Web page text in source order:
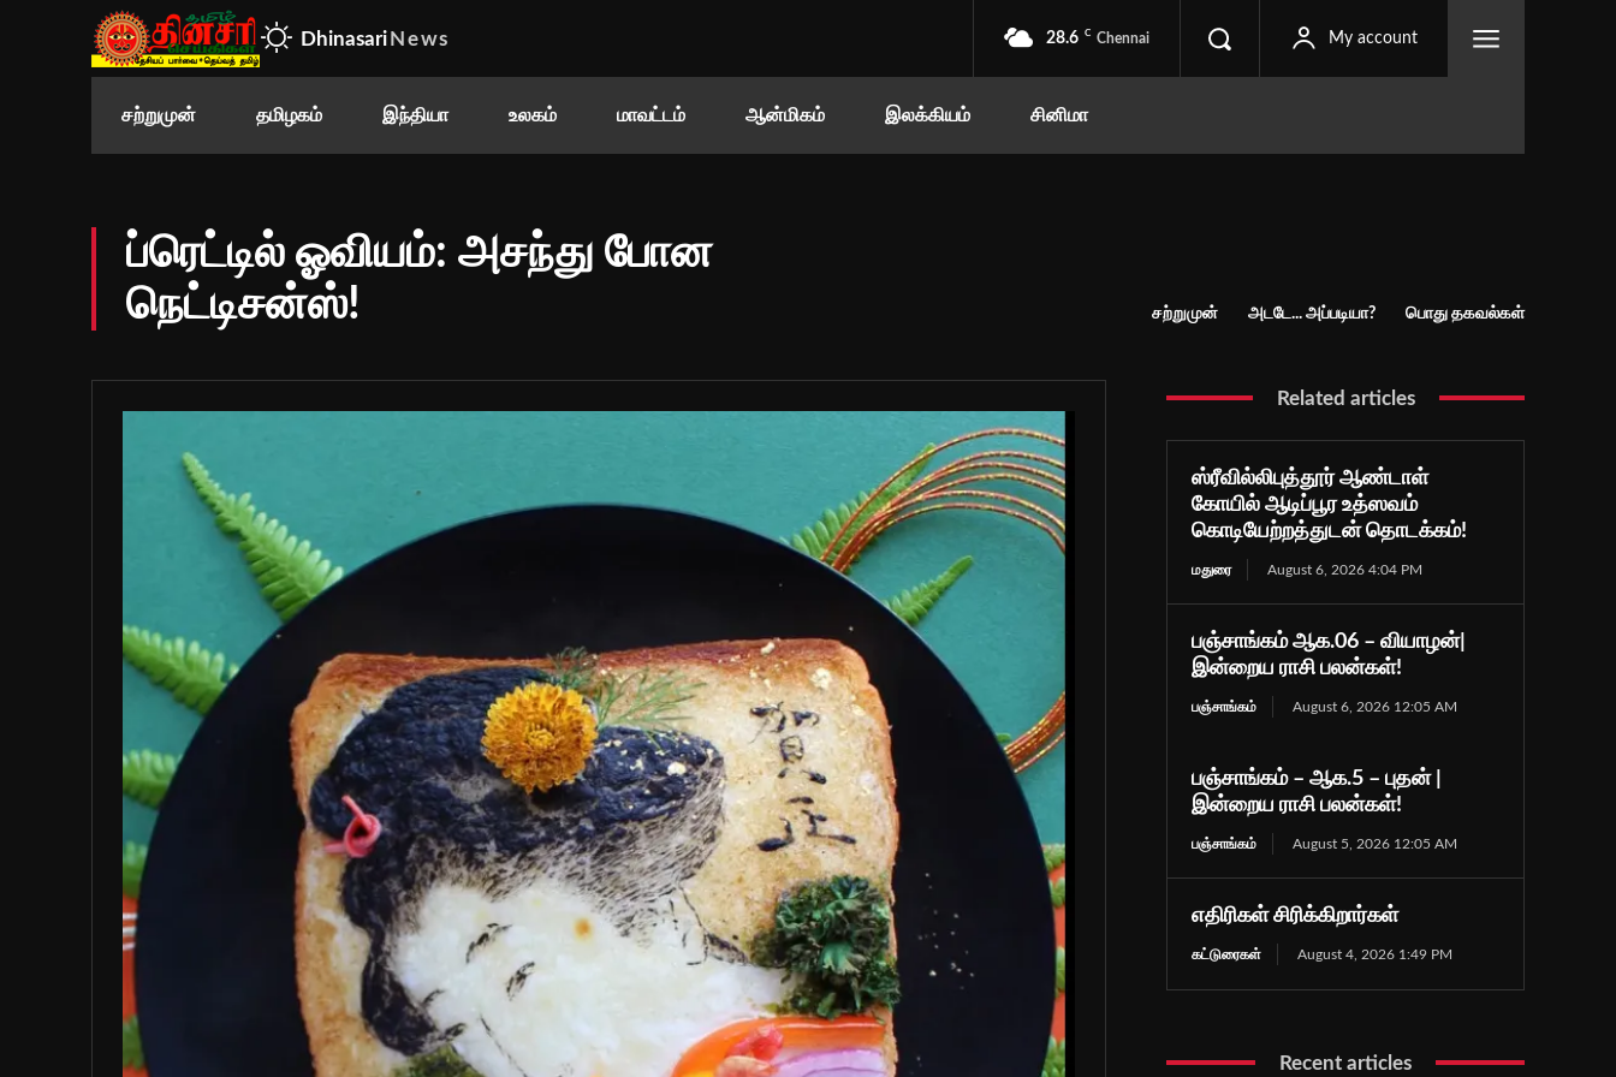
Dhinasari News 28.6 C Chennai My account
சற்றுமுன் தமிழகம் இந்தியா உலகம் மாவட்டம் ஆன்மிகம் இலக்கியம் சினிமா
ப்ரெட்டில் ஓவியம்: அசந்து போன
நெட்டிசன்ஸ்!
சற்றுமுன் அடடே... அப்படியா? பொது தகவல்கள்
Related articles
ஸ்ரீவில்லிபுத்தூர் ஆண்டாள்
கோயில் ஆடிப்பூர உத்ஸவம்
கொடியேற்றத்துடன் தொடக்கம்!
மதுரை August 6, 2026 4:04 PM
பஞ்சாங்கம் ஆக.06 – வியாழன்|
இன்றைய ராசி பலன்கள்!
பஞ்சாங்கம் August 6, 2026 12:05 AM
பஞ்சாங்கம் – ஆக.5 – புதன் |
இன்றைய ராசி பலன்கள்!
பஞ்சாங்கம் August 5, 2026 12:05 AM
எதிரிகள் சிரிக்கிறார்கள்
கட்டுரைகள் August 4, 2026 1:49 PM
Recent articles